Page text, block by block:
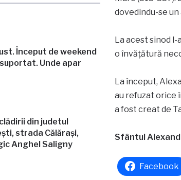
Început de weekend
Unde apar
din judetul
strada Călărași,
Anghel Saligny
dovedindu-se
La acest sinod
o învățătură
La început,
au refuzat orice
a fost creat de
Sfântul
Facebook